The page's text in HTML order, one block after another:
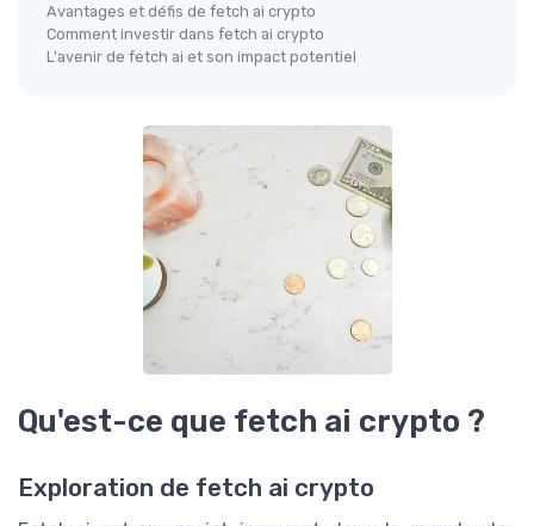
Avantages et défis de fetch ai crypto
Comment investir dans fetch ai crypto
L'avenir de fetch ai et son impact potentiel
Qu'est-ce que fetch ai crypto ?
Exploration de fetch ai crypto